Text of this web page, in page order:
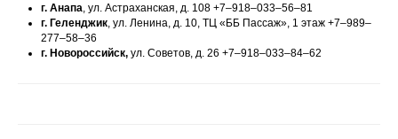
г. Анапа, ул. Астраханская, д. 108 +7‒918‒033‒56‒81
г. Геленджик, ул. Ленина, д. 10, ТЦ «ББ Пассаж», 1 этаж +7‒989‒
277‒58‒36
г. Новороссийск, ул. Советов, д. 26 +7‒918‒033‒84‒62